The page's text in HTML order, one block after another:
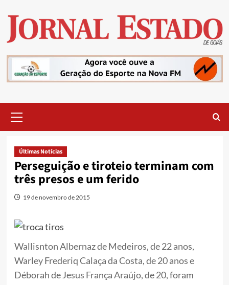
content
Menu
Últimas Notícias
Perseguição e tiroteio terminam com
três presos e um ferido
19 de novembro de 2015
Wallisnton Albernaz de Medeiros, de 22 anos,
Warley Frederiq Calaça da Costa, de 20 anos e
Déborah de Jesus França Araújo, de 20, foram